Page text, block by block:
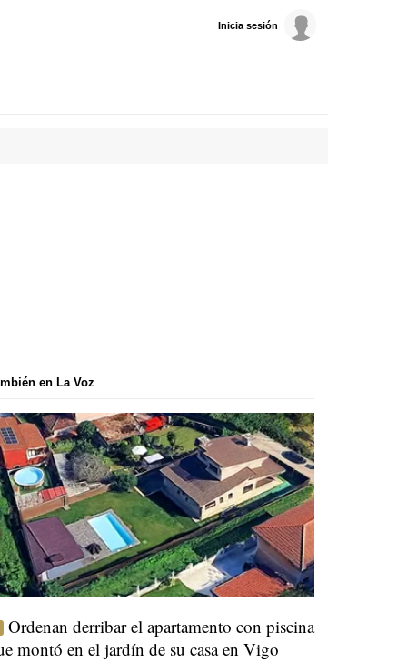
Inicia sesión
en La Voz
Ordenan derribar el apartamento con piscina
montó en el jardín de su casa en Vigo